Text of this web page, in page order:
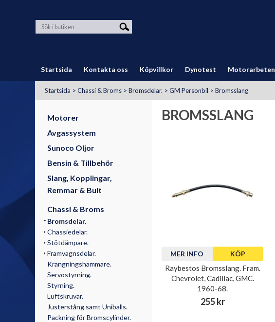
Startsida Kontakta oss Köpvillkor Dynotest Motorarbeten
Startsida > Chassi & Broms > Bromsdelar. > GM Personbil > Bromsslang
Motorer
Avgassystem
Sunoco Oljor
Bensin & Tillbehör
Slang, Kopplingar,
Remmar & Bult
Chassi & Broms
Bromsdelar.
Chassiedelar.
Stötdämpare.
Framvagnsdelar.
Krängningshämmare.
Servostyrning.
Styrning.
Luftskruvar.
Justerstång samt Uniballs.
Packning för Bromscylinder.
BROMSSLANG
MER INFO KÖP
Raybestos Bromsslang. Fram.
Chevrolet, Cadillac, GMC.
1960-68.
255 kr